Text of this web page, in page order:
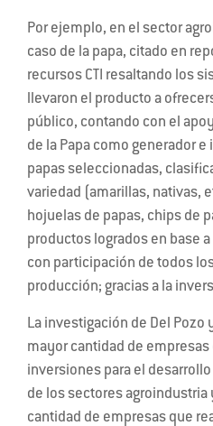
Por ejemplo, en el sector
caso de la papa, citado en
recursos CTI resaltando los
llevaron el producto a
público, contando con el
de la Papa como generador
papas seleccionadas,
variedad (amarillas, nativas,
hojuelas de papas, chips de
productos logrados en base
con participación de todos
producción; gracias a la
La investigación de Del Pozo
mayor cantidad de empresas
inversiones para el
de los sectores agroindustria
cantidad de empresas que